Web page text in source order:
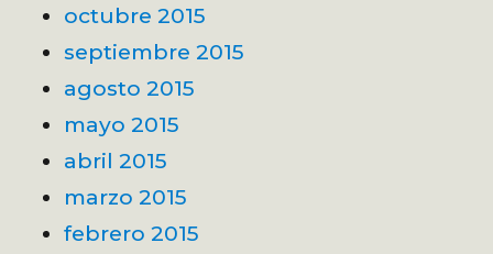
octubre 2015
septiembre 2015
agosto 2015
mayo 2015
abril 2015
marzo 2015
febrero 2015